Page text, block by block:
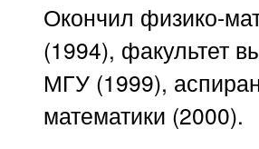
Окончил физико-
(1994), факультет
МГУ (1999),
математики (2000).